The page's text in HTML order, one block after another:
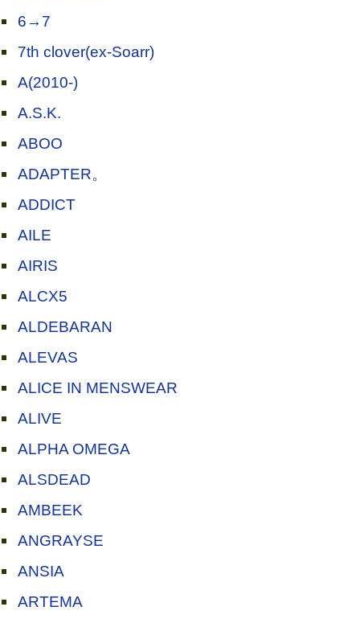
6→7
7th clover(ex-Soarr)
A(2010-)
A.S.K.
ABOO
ADAPTER。
ADDICT
AILE
AIRIS
ALCX5
ALDEBARAN
ALEVAS
ALICE IN MENSWEAR
ALIVE
ALPHA OMEGA
ALSDEAD
AMBEEK
ANGRAYSE
ANSIA
ARTEMA